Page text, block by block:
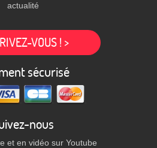
actualité
VOUS ! >
sécurisé
nous
et en vidéo sur Youtube